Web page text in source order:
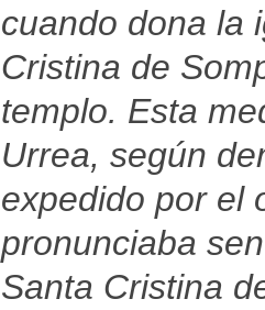
cuando dona la
Cristina de
templo. Esta
Urrea, según
expedido por el
pronunciaba
Santa Cristina